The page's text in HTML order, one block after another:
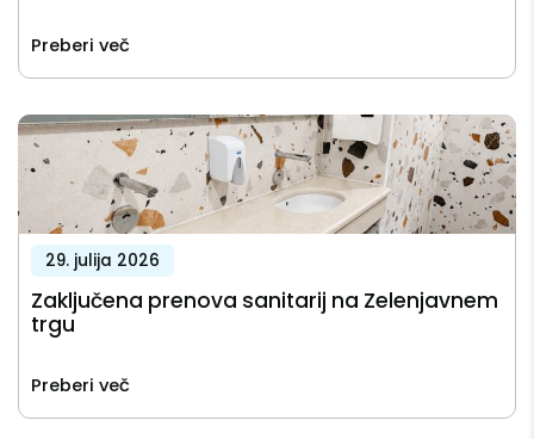
Preberi več
29. julija 2026
Zaključena prenova sanitarij na Zelenjavnem
trgu
Preberi več